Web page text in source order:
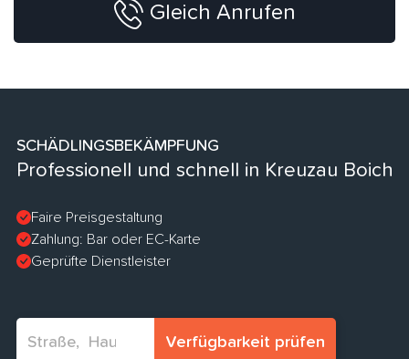
Gleich Anrufen
SCHÄDLINGSBEKÄMPFUNG
Professionell und schnell in Kreuzau Boich
Faire Preisgestaltung
Zahlung: Bar oder EC-Karte
Geprüfte Dienstleister
Verfügbarkeit prüfen